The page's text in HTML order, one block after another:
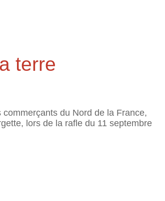
terre
du Nord de la France,
lors de la rafle du 11 septembre